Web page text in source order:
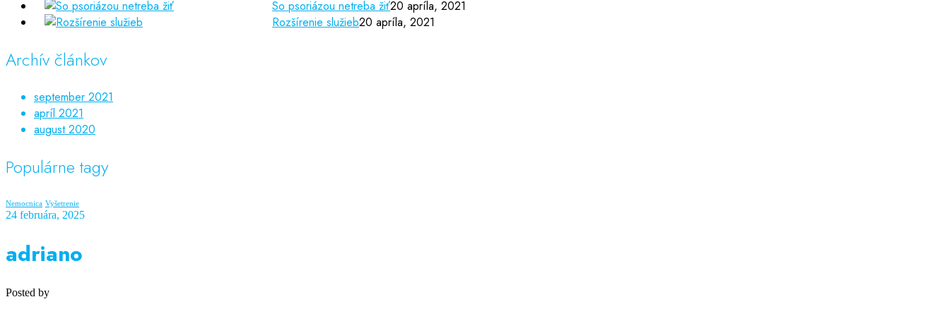
So psoriázou netreba žiť20 apríla, 2021
Rozšírenie služieb20 apríla, 2021
Archív článkov
september 2021
apríl 2021
august 2020
Populárne tagy
Nemocnica Vyšetrenie
24 februára, 2025
adriano
Posted by